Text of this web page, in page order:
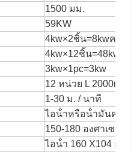
1500 มม.
59KW
4kw×2ชิ้น=8kwควบคุ
4kw×12ชิ้น=48kw
3kw×1pc=3kw
12 หน่วย L
1-30 ม. / นาที
ไอน้ําหรือน้ํามันความ
150-180 องศาเซลเซีย
ไอน้ํา 160 X104 กิโล